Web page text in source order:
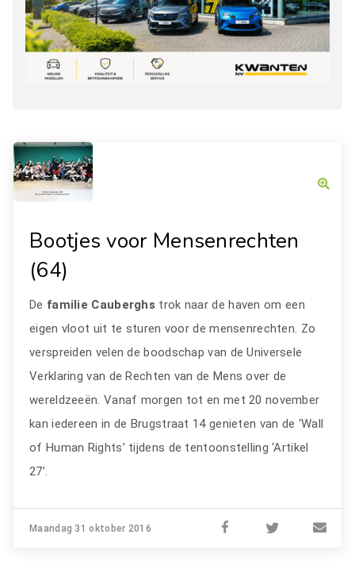
Bootjes voor Mensenrechten
(64)
De familie Cauberghs trok naar de haven om een
eigen vloot uit te sturen voor de mensenrechten. Zo
verspreiden velen de boodschap van de Universele
Verklaring van de Rechten van de Mens over de
wereldzeeën. Vanaf morgen tot en met 20 november
kan iedereen in de Brugstraat 14 genieten van de ‘Wall
of Human Rights’ tijdens de tentoonstelling ‘Artikel
27’.
Maandag 31 oktober 2016